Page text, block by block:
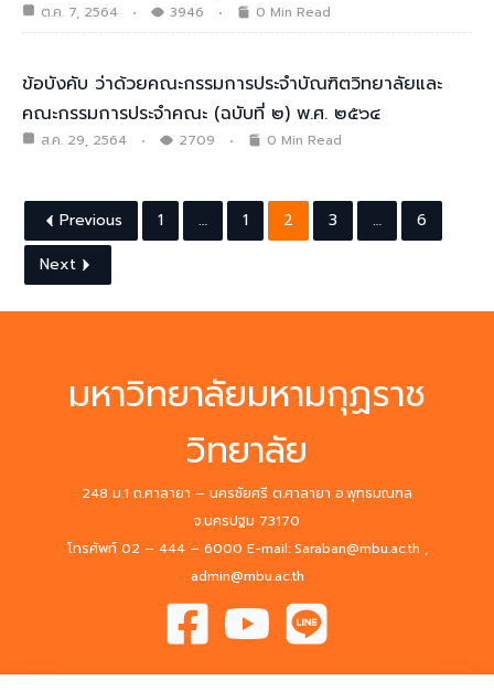
ต.ค. 7, 2564 3946 0 Min Read
ข้อบังคับ ว่าด้วยคณะกรรมการประจำบัณฑิตวิทยาลัยและ
คณะกรรมการประจำคณะ (ฉบับที่ ๒) พ.ศ. ๒๕๖๔
ส.ค. 29, 2564 2709 0 Min Read
Previous 1 … 1 2 3 …
6
Next
มหาวิทยาลัยมหามกุฏราช
วิทยาลัย
248 ม.1 ถ.ศาลายา – นครชัยศรี ต.ศาลายา อ.พุทธมณฑล
จ.นครปฐม 73170
โทรศัพท์ 02 – 444 – 6000 E-mail: Saraban@mbu.ac.th ,
admin@mbu.ac.th